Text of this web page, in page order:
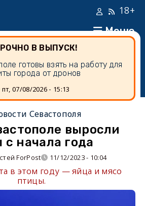
Меню
18+
В ВЫПУСК!
готовы взять на работу для
города от дронов
пт, 07/08/2026 - 15:13
Севастополя
выросли
с начала года
ForPost 11/12/2023 - 10:04
в этом году — яйца и мясо
птицы.